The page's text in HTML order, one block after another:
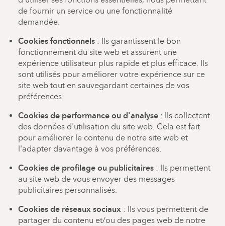
de fournir un service ou une fonctionnalité
demandée.
Cookies fonctionnels : Ils garantissent le bon
fonctionnement du site web et assurent une
expérience utilisateur plus rapide et plus efficace. Ils
sont utilisés pour améliorer votre expérience sur ce
site web tout en sauvegardant certaines de vos
préférences.
Cookies de performance ou d'analyse : Ils collectent
des données d'utilisation du site web. Cela est fait
pour améliorer le contenu de notre site web et
l'adapter davantage à vos préférences.
Cookies de profilage ou publicitaires : Ils permettent
au site web de vous envoyer des messages
publicitaires personnalisés.
Cookies de réseaux sociaux : Ils vous permettent de
partager du contenu et/ou des pages web de notre